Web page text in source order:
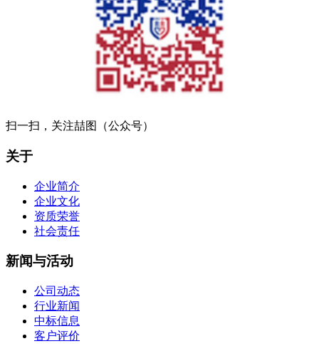
扫一扫，关注喆图（公众号）
关于
企业简介
企业文化
资质荣誉
社会责任
新闻与活动
公司动态
行业新闻
中标信息
客户评价